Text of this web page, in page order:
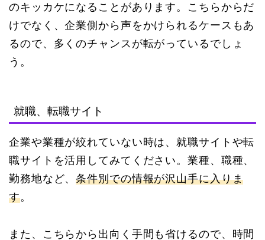
のキッカケになることがあります。こちらからだ
けでなく、企業側から声をかけられるケースもあ
るので、多くのチャンスが転がっているでしょ
う。
就職、転職サイト
企業や業種が絞れていない時は、就職サイトや転
職サイトを活用してみてください。業種、職種、
勤務地など、条件別での情報が沢山手に入りま
す。
また、こちらから出向く手間も省けるので、時間